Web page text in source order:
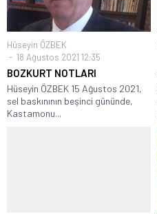
Hüseyin ÖZBEK
18 Ağustos 2021 12:35
BOZKURT NOTLARI
Hüseyin ÖZBEK 15 Ağustos 2021,
sel baskınının beşinci gününde,
Kastamonu...